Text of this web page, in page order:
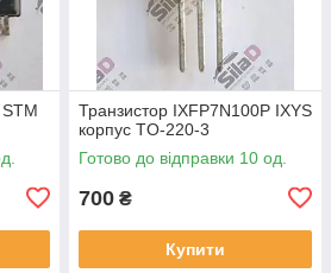
Транзистор IXFP7N100P IXYS
корпус TO-220-3
Готово до відправки 10 од.
700 ₴
Купити